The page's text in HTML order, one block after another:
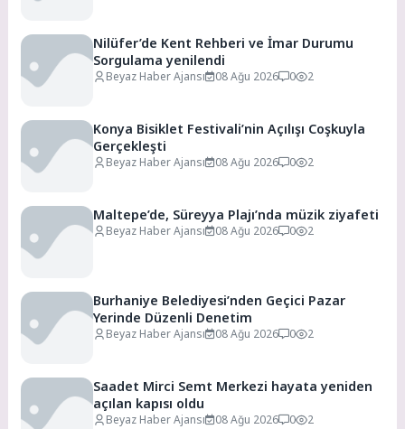
Nilüfer’de Kent Rehberi ve İmar Durumu
Sorgulama yenilendi
Beyaz Haber Ajansı 08 Ağu 2026 0 2
Konya Bisiklet Festivali’nin Açılışı Coşkuyla
Gerçekleşti
Beyaz Haber Ajansı 08 Ağu 2026 0 2
Maltepe’de, Süreyya Plajı’nda müzik ziyafeti
Beyaz Haber Ajansı 08 Ağu 2026 0 2
Burhaniye Belediyesi’nden Geçici Pazar
Yerinde Düzenli Denetim
Beyaz Haber Ajansı 08 Ağu 2026 0 2
Saadet Mirci Semt Merkezi hayata yeniden
açılan kapısı oldu
Beyaz Haber Ajansı 08 Ağu 2026 0 2